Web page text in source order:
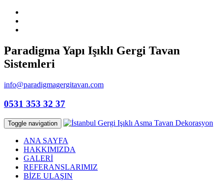
Paradigma Yapı Işıklı Gergi Tavan
Sistemleri
info@paradigmagergitavan.com
0531 353 32 37
Toggle navigation
ANA SAYFA
HAKKIMIZDA
GALERİ
REFERANSLARIMIZ
BİZE ULAŞIN